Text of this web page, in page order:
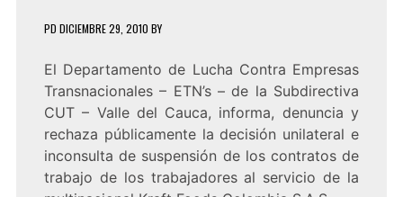
PD DICIEMBRE 29, 2010 BY
El Departamento de Lucha Contra Empresas
Transnacionales – ETN’s – de la Subdirectiva
CUT – Valle del Cauca, informa, denuncia y
rechaza públicamente la decisión unilateral e
inconsulta de suspensión de los contratos de
trabajo de los trabajadores al servicio de la